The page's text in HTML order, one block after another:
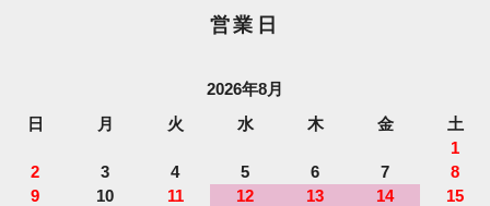
営業日
2026年8月
日
月 火 水 木 金
土
1
2
3 4 5 6 7
8
9
10 11 12 13 14
15